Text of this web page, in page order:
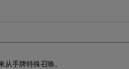
手牌特殊召唤。